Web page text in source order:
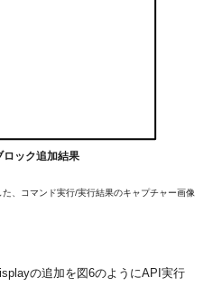
ック追加結果
、コマンド実行/実行結果のキャプチャー画像
の追加を図6のようにAPI実行